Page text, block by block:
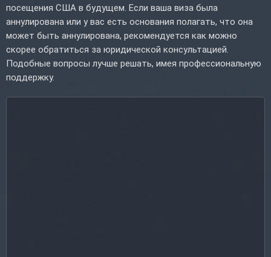
посещения США в будущем. Если ваша виза была
аннулирована или у вас есть основания полагать, что она
может быть аннулирована, рекомендуется как можно
скорее обратиться за юридической консультацией.
Подобные вопросы лучше решать, имея профессиональную
поддержку.